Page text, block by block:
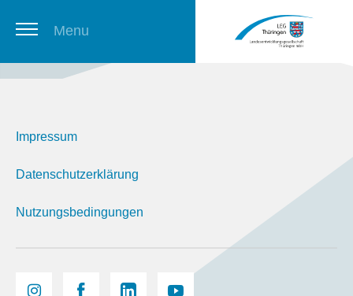
Menu
Newsletter
Impressum
Datenschutzerklärung
Nutzungsbedingungen